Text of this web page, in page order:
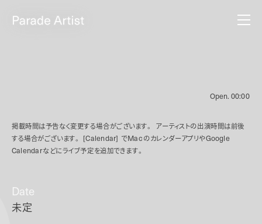
Open. 00:00
掲載時間は予告なく変更する場合がございます。
アーティストの出演時間は前後
する場合がございます。
[Calendar] でMacのカレンダーアプリやGoogle
Calendarなどにライブ予定を追加できます。
Date
未定